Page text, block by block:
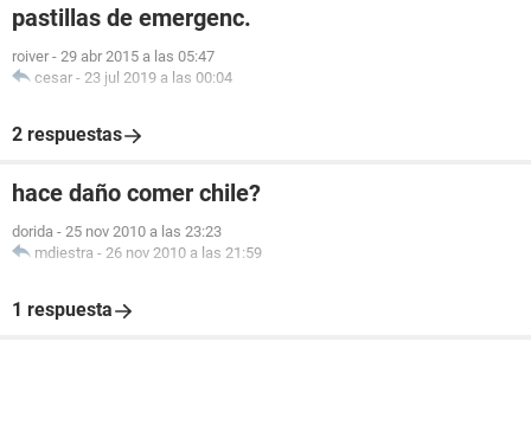
pastillas de emergenc.
roiver - 29 abr 2015 a las 05:47
cesar - 23 jul 2019 a las 00:04
2 respuestas
hace daño comer chile?
dorida - 25 nov 2010 a las 23:23
mdiestra - 26 nov 2010 a las 21:59
1 respuesta